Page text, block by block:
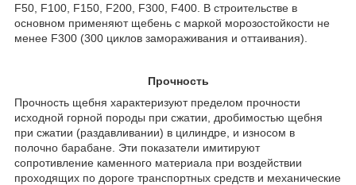
F50, F100, F150, F200, F300, F400. В строительстве в
основном применяют щебень с маркой морозостойкости не
менее F300 (300 циклов замораживания и оттаивания).
Прочность
Прочность щебня характеризуют пределом прочности
исходной горной породы при сжатии, дробимостью щебня
при сжатии (раздавливании) в цилиндре, и износом в
полочно барабане. Эти показатели имитируют
сопротивление каменного материала при воздействии
проходящих по дороге транспортных средств и механические